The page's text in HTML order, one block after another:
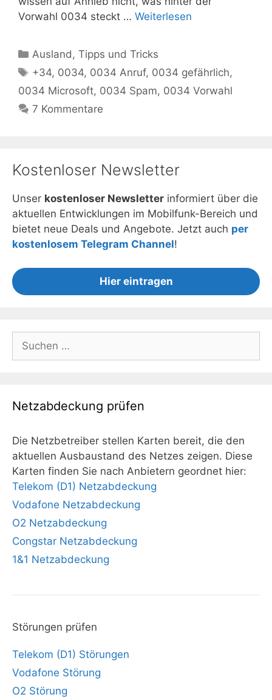
Vorwahl 0034 steckt … Weiterlesen
Kategorien
Ausland,Tipps und Tricks
Schlagwörter
+34, 0034, 0034 Anruf, 0034 gefährlich,
0034 Microsoft, 0034 Spam, 0034 Vorwahl
7 Kommentare
Kostenloser Newsletter
Unser kostenloser Newsletter informiert über die
aktuellen Entwicklungen im Mobilfunk-Bereich und
bietet neue Deals und Angebote. Jetzt auch per
kostenlosem Telegram Channel!
Hier eintragen
nach:
Netzabdeckung prüfen
Die Netzbetreiber stellen Karten bereit, die den
aktuellen Ausbaustand des Netzes zeigen. Diese
Karten finden Sie nach Anbietern geordnet hier:
Telekom (D1) Netzabdeckung
Vodafone Netzabdeckung
O2 Netzabdeckung
Congstar Netzabdeckung
1&1 Netzabdeckung
Störungen prüfen
Telekom (D1) Störungen
Vodafone Störung
O2 Störung